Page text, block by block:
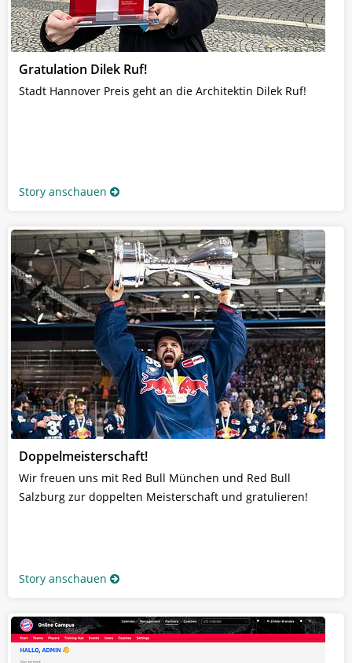
Gratulation Dilek Ruf!
Stadt Hannover Preis geht an die Architektin Dilek Ruf!
Story anschauen
Doppelmeisterschaft!
Wir freuen uns mit Red Bull München und Red Bull
Salzburg zur doppelten Meisterschaft und gratulieren!
Story anschauen